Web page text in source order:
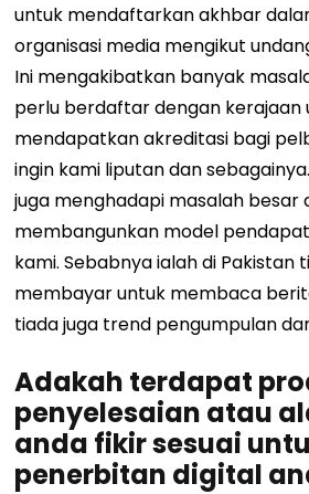
untuk mendaftarkan akhbar
organisasi media mengikut
Ini mengakibatkan banyak
perlu berdaftar dengan kerajaan
mendapatkan akreditasi bagi
ingin kami liputan dan
juga menghadapi masalah besar
membangunkan model
kami. Sebabnya ialah di Pakistan
membayar untuk membaca
tiada juga trend pengumpulan
Adakah terdapat
penyelesaian atau
anda fikir sesuai
penerbitan digital